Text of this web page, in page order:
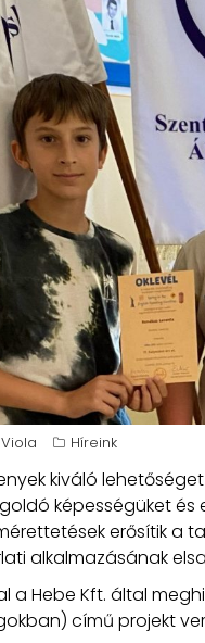
Híreink
kiváló
képességüket és
erősítik a
alkalmazásának
a Hebe Kft. által
című projekt